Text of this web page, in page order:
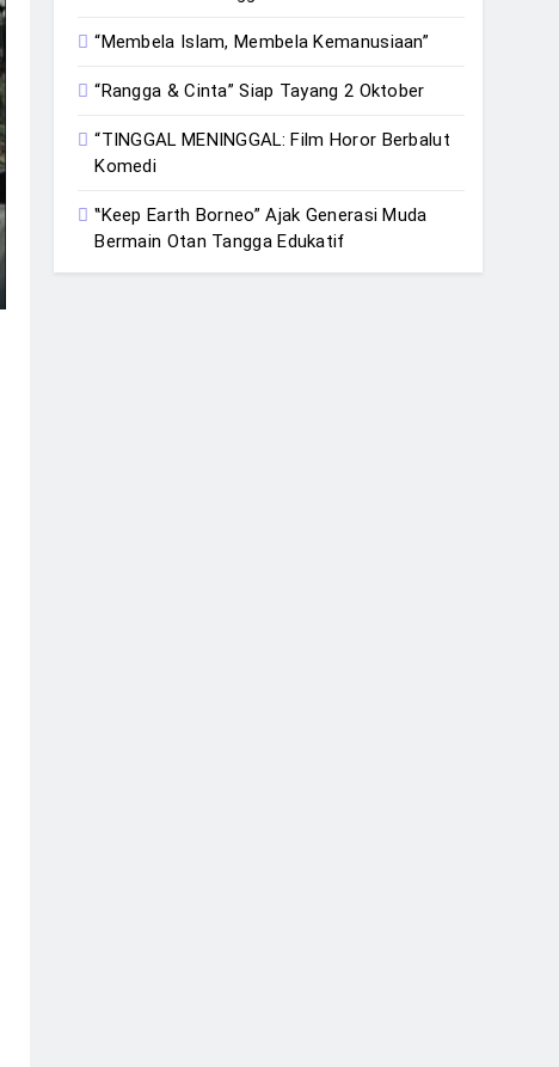
“Membela Islam, Membela Kemanusiaan”
“Rangga & Cinta” Siap Tayang 2 Oktober
“TINGGAL MENINGGAL: Film Horor Berbalut
Komedi
‟Keep Earth Borneo” Ajak Generasi Muda
Bermain Otan Tangga Edukatif